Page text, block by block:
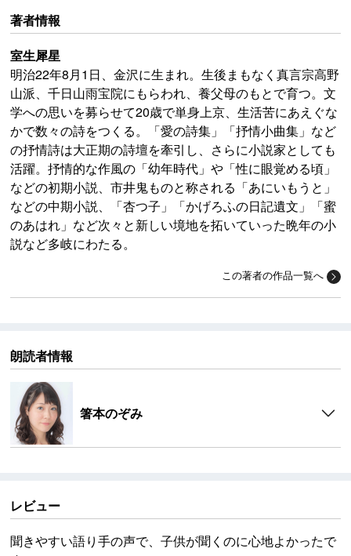
著者情報
室生犀星
明治22年8月1日、金沢に生まれ。生後まもなく真言宗高野
山派、千日山雨宝院にもらわれ、養父母のもとで育つ。文
学への思いを募らせて20歳で単身上京、生活苦にあえぐな
かで数々の詩をつくる。「愛の詩集」「抒情小曲集」など
の抒情詩は大正期の詩壇を牽引し、さらに小説家としても
活躍。抒情的な作風の「幼年時代」や「性に眼覚める頃」
などの初期小説、市井鬼ものと称される「あにいもうと」
などの中期小説、「杏つ子」「かげろふの日記遺文」「蜜
のあはれ」など次々と新しい境地を拓いていった晩年の小
説など多岐にわたる。
この著者の作品一覧へ
朗読者情報
箸本のぞみ
レビュー
聞きやすい語り手の声で、子供が聞くのに心地よかったで